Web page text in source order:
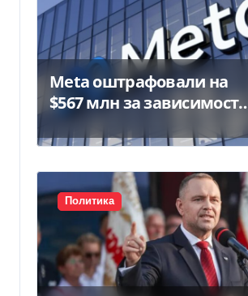
Meta оштрафовали на
$567 млн за зависимость
у подростков
Политика